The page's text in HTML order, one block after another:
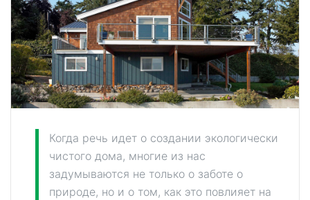
Когда речь идет о создании экологически
чистого дома, многие из нас
задумываются не только о заботе о
природе, но и о том, как это повлияет на